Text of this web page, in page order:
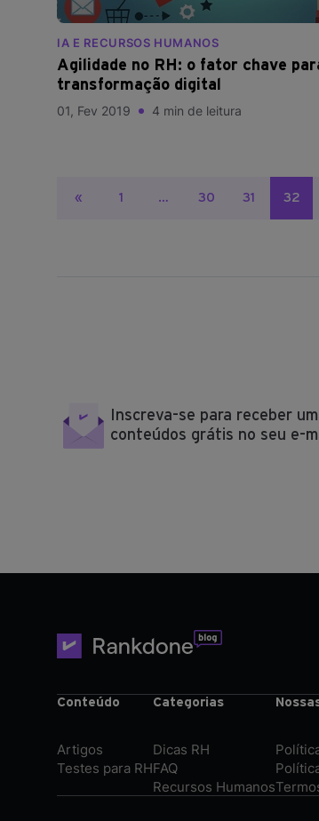
IA E RECURSOS HUMANOS
Agilidade no RH: o fator chave
transformação digital
01, Fev 2019 4 min de leitura
Paginação
« 1 … 30 31 32
Inscreva-se para receber
conteúdos grátis no seu e-
Conteúdo
Artigos
Testes para RH
Categorias
Dicas RH
FAQ
Recursos Humanos